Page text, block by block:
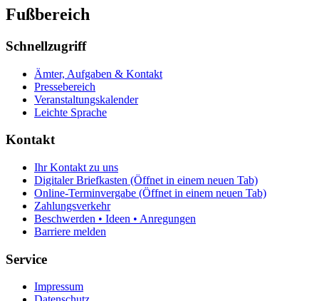
Fußbereich
Schnellzugriff
Ämter, Aufgaben & Kontakt
Pressebereich
Veranstaltungskalender
Leichte Sprache
Kontakt
Ihr Kontakt zu uns
Digitaler Briefkasten (Öffnet in einem neuen Tab)
Online-Terminvergabe (Öffnet in einem neuen Tab)
Zahlungsverkehr
Beschwerden • Ideen • Anregungen
Barriere melden
Service
Impressum